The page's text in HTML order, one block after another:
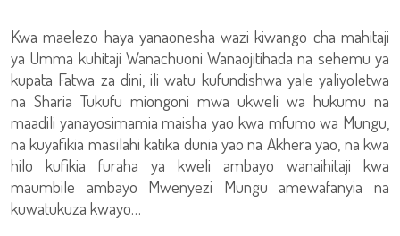
Kwa maelezo haya yanaonesha wazi kiwango cha mahitaji
ya Umma kuhitaji Wanachuoni Wanaojitihada na sehemu ya
kupata Fatwa za dini, ili watu kufundishwa yale yaliyoletwa
na Sharia Tukufu miongoni mwa ukweli wa hukumu na
maadili yanayosimamia maisha yao kwa mfumo wa Mungu,
na kuyafikia masilahi katika dunia yao na Akhera yao, na kwa
hilo kufikia furaha ya kweli ambayo wanaihitaji kwa
maumbile ambayo Mwenyezi Mungu amewafanyia na
kuwatukuza kwayo…